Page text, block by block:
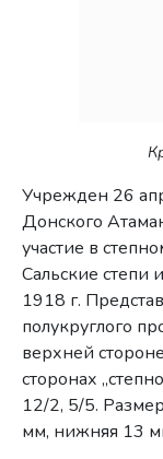
Учрежден 26
Донского
участие в
Сальские степи
1918 г.
полукруглого
верхней
сторо­нах
12/2, 5/5.
мм, нижняя 13